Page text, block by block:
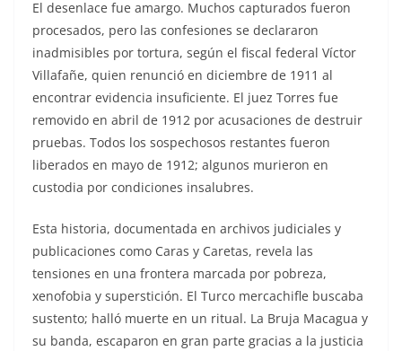
El desenlace fue amargo. Muchos capturados fueron
procesados, pero las confesiones se declararon
inadmisibles por tortura, según el fiscal federal Víctor
Villafañe, quien renunció en diciembre de 1911 al
encontrar evidencia insuficiente. El juez Torres fue
removido en abril de 1912 por acusaciones de destruir
pruebas. Todos los sospechosos restantes fueron
liberados en mayo de 1912; algunos murieron en
custodia por condiciones insalubres.
Esta historia, documentada en archivos judiciales y
publicaciones como Caras y Caretas, revela las
tensiones en una frontera marcada por pobreza,
xenofobia y superstición. El Turco mercachifle buscaba
sustento; halló muerte en un ritual. La Bruja Macagua y
su banda, escaparon en gran parte gracias a la justicia